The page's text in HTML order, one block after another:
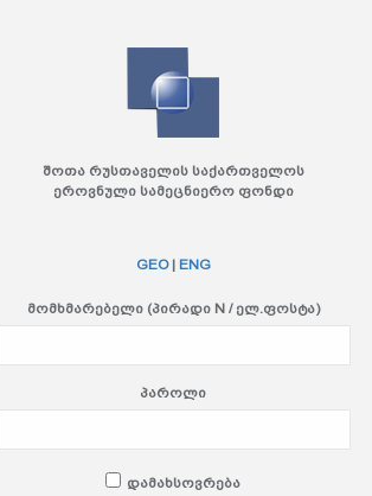
შოთა რუსთაველის საქართველოს
ეროვნული სამეცნიერო ფონდი
GEO |ENG
მომხმარებელი (პირადი N / ელ.ფოსტა)
პაროლი
დამახსოვრება